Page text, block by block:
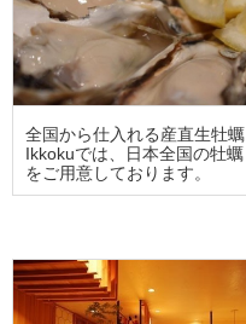
全国から仕入れる産直生牡蠣
Ikkokuでは、日本全国の牡蠣
をご用意しております。